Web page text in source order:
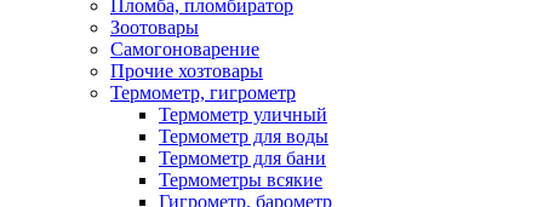
Пломба, пломбиратор
Зоотовары
Самогоноварение
Прочие хозтовары
Термометр, гигрометр
Термометр уличный
Термометр для воды
Термометр для бани
Термометры всякие
Гигрометр, барометр